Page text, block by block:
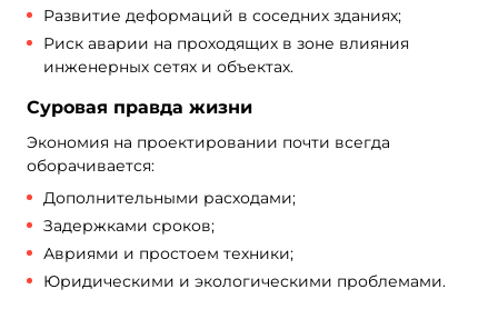
Развитие деформаций в соседних зданиях;
Риск аварии на проходящих в зоне влияния
инженерных сетях и объектах.
Суровая правда жизни
Экономия на проектировании почти всегда
оборачивается:
Дополнительными расходами;
Задержками сроков;
Авриями и простоем техники;
Юридическими и экологическими проблемами.